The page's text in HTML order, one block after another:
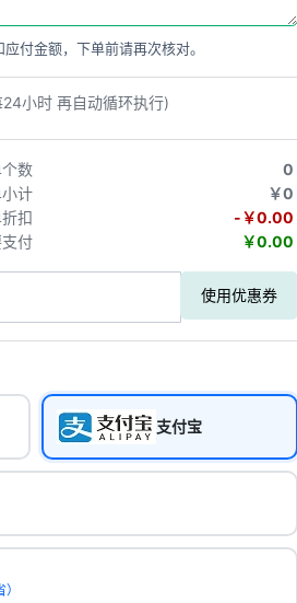
付金额，下单前请再次核对。
小时 再自动循环执行)
数
0
计
￥0
扣
-￥0.00
付
￥0.00
使用优惠券
支付宝